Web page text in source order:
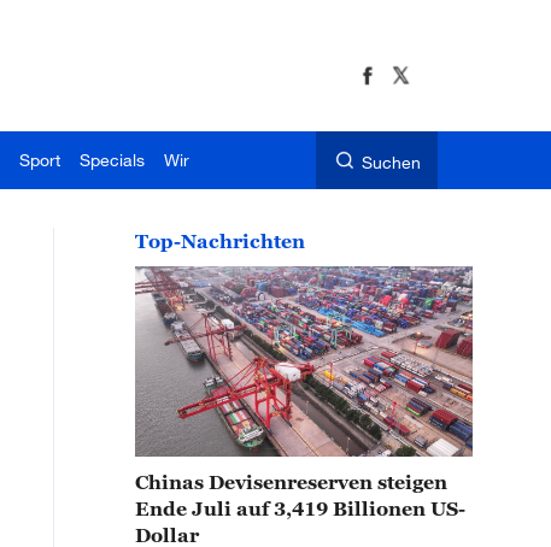
Sport Specials Wir Suchen
Top-Nachrichten
Chinas Devisenreserven steigen
Ende Juli auf 3,419 Billionen US-
Dollar